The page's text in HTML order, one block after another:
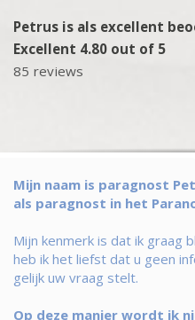
Petrus is als excellent
Excellent 4.80 out of 5
85 reviews
Mijn naam is paragnost
als paragnost in het
Mijn kenmerk is dat ik graag
heb ik het liefst dat u geen
gelijk uw vraag stelt.
Op deze manier wordt ik